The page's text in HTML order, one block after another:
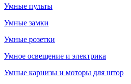
Умные пульты
Умные замки
Умные розетки
Умное освещение и электрика
Умные карнизы и моторы для штор